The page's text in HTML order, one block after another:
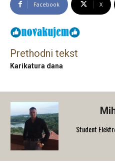
Facebook X
Prethodni tekst
Karikatura dana
Student